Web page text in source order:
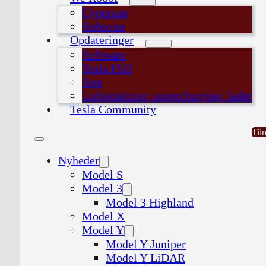
Cypercap
Robovan
Opdateringer
Software
Tesla FSD
App
Ladestationer, supercharging, lader
Tesla Community
Nyheder
Model S
Model 3
Model 3 Highland
Model X
Model Y
Model Y Juniper
Model Y LiDAR